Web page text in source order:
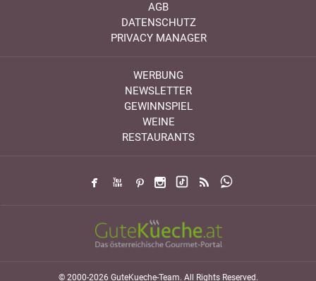
AGB
DATENSCHUTZ
PRIVACY MANAGER
WERBUNG
NEWSLETTER
GEWINNSPIEL
WEINE
RESTAURANTS
© 2000-2026 GuteKueche-Team. All Rights Reserved.